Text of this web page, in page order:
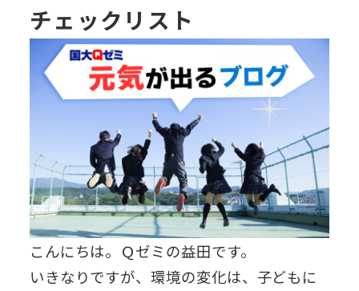
チェックリスト
こんにちは。Ｑゼミの益田です。
いきなりですが、環境の変化は、子どもに